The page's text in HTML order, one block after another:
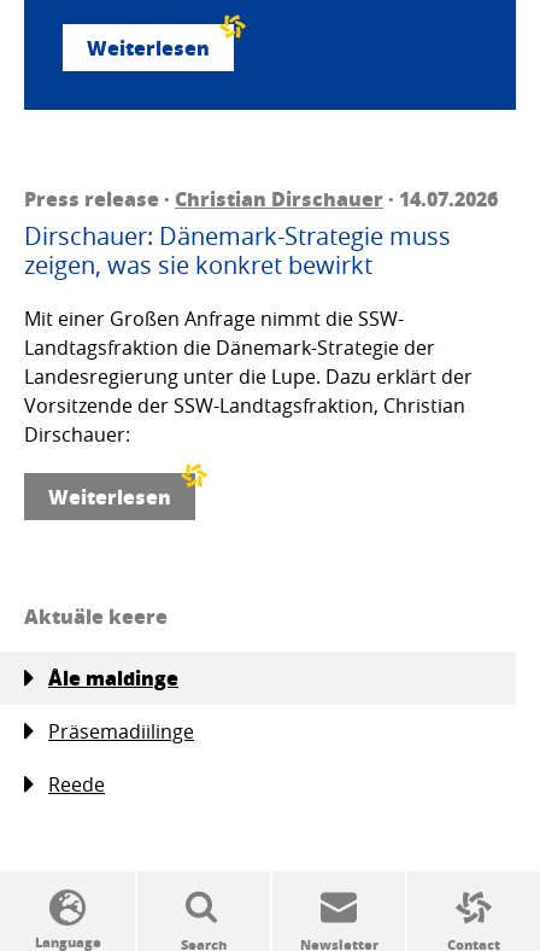
Weiterlesen
Press release · Christian Dirschauer· 14.07.2026
Dirschauer: Dänemark-Strategie muss
zeigen, was sie konkret bewirkt
Mit einer Großen Anfrage nimmt die SSW-
Landtagsfraktion die Dänemark-Strategie der
Landesregierung unter die Lupe. Dazu erklärt der
Vorsitzende der SSW-Landtagsfraktion, Christian
Dirschauer:
Weiterlesen
Aktuäle keere
Åle maldinge
Präsemadiilinge
Reede
SSW politics from A to Z